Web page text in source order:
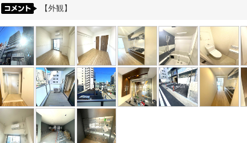
【外観】